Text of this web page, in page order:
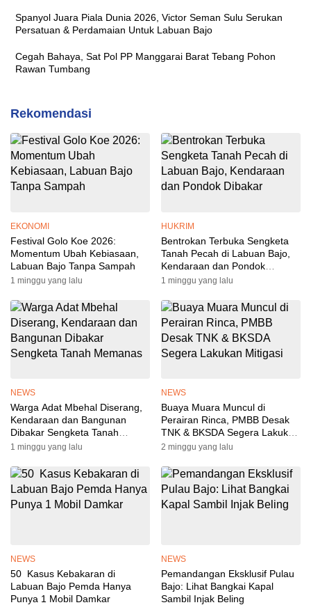
Spanyol Juara Piala Dunia 2026, Victor Seman Sulu Serukan
Persatuan & Perdamaian Untuk Labuan Bajo
Cegah Bahaya, Sat Pol PP Manggarai Barat Tebang Pohon
Rawan Tumbang
Rekomendasi
EKONOMI
Festival Golo Koe 2026:
Momentum Ubah Kebiasaan,
Labuan Bajo Tanpa Sampah
1 minggu yang lalu
HUKRIM
Bentrokan Terbuka Sengketa
Tanah Pecah di Labuan Bajo,
Kendaraan dan Pondok
Dibakar
1 minggu yang lalu
NEWS
Warga Adat Mbehal Diserang,
Kendaraan dan Bangunan
Dibakar Sengketa Tanah
Memanas
1 minggu yang lalu
NEWS
Buaya Muara Muncul di
Perairan Rinca, PMBB Desak
TNK & BKSDA Segera Lakukan
Mitigasi
2 minggu yang lalu
NEWS
50 Kasus Kebakaran di
Labuan Bajo Pemda Hanya
Punya 1 Mobil Damkar
NEWS
Pemandangan Eksklusif Pulau
Bajo: Lihat Bangkai Kapal
Sambil Injak Beling